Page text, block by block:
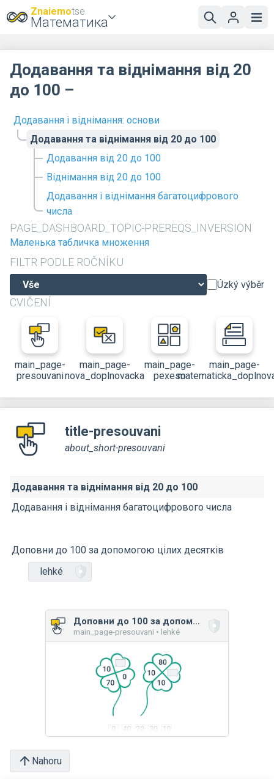
Znaiemotse
Математика
Додавання і віднімання: основи
Додавання та віднімання від 20 до 100
Додавання від 20 до 100
Віднімання від 20 до 100
Додавання і віднімання багатоцифрового
числа
PAGE_DASHBOARD_TOPIC-PREREQS_INVERSION
Маленька табличка множення
FILTR PODLE ROČNÍKU
Úzký výběr
CVIČENÍ
main_page-
presouvani
main_page-
nova_doplnovacka
main_page-
pexeso
main_page-
Додавання та віднімання від 20
до 100 –
title-presouvani
about_short-presouvani
Додавання та віднімання від 20 до 100
Додавання і віднімання багатоцифрового числа
Доповни до 100 за допомогою цілих десятків
lehké
Доповни до 100 за допомогою цілих десятків
main_page-presouvani • lehké
Nahoru